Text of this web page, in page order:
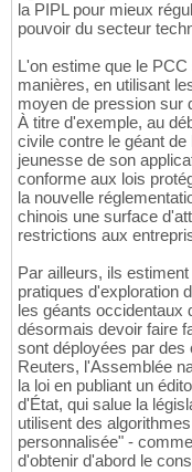
la PIPL pour mieux
pouvoir du secteur
L'on estime que le
manières, en utilisant
moyen de pression sur
À titre d'exemple, au
civile contre le géant
jeunesse de son
conforme aux lois
la nouvelle
chinois une surface
restrictions aux
Par ailleurs, ils
pratiques d'exploration
les géants occidentaux
désormais devoir faire
sont déployées par des
Reuters, l'Assemblée
la loi en publiant un
d'État, qui salue la
utilisent des
personnalisée" -
d'obtenir d'abord le